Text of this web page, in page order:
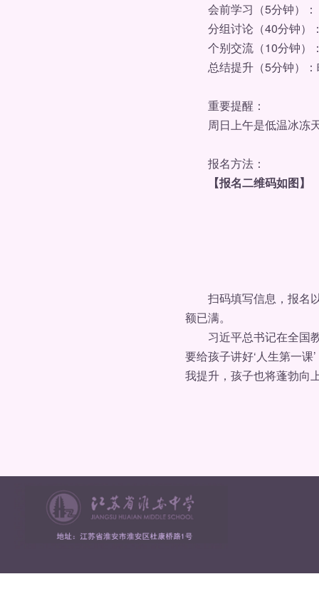
会前学习（5分钟）：
分组讨论（40分钟）
个别交流（10分钟）：
总结提升（5分钟）：
重要提醒：
周日上午是低温冰冻
报名方法：
【报名二维码如图】
扫码填写信息，报名以
额已满。
习近平总书记在全国教
要给孩子讲好‘人生第一
我提升，孩子也将蓬勃向